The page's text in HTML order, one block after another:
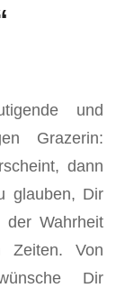
und
Grazerin:
dann
glauben, Dir
der Wahrheit
Zeiten. Von
Dir